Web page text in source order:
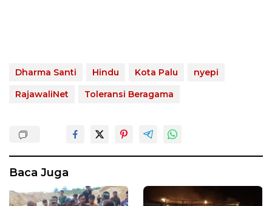
Dharma Santi Hindu Kota Palu
nyepi
RajawaliNet
Toleransi Beragama
Baca Juga